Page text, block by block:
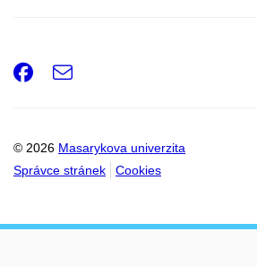
© 2026 Masarykova univerzita
Správce stránek
Cookies
Facebook
e-